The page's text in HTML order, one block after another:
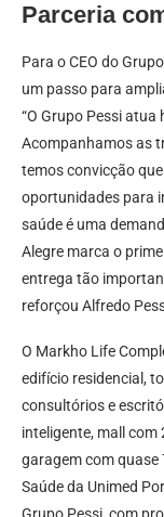
Parceria
Para o CEO do
um passo para
“O Grupo Pessi
Acompanhamos as
temos convicção
oportunidades para
saúde é uma
Alegre marca o
entrega tão
reforçou Alfredo
O Markho Life
edifício residencial,
consultórios e
inteligente, mall com
garagem com quase
Saúde da Unimed